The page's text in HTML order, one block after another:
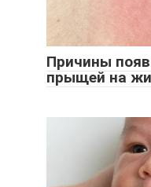
Причины
прыщей на